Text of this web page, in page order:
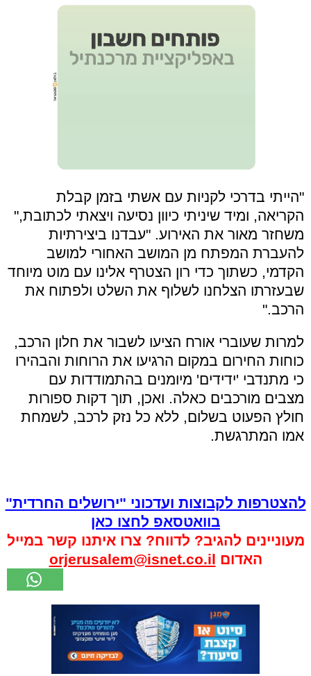
"הייתי בדרכי לקניות עם אשתי בזמן קבלת
הקריאה, ומיד שיניתי כיוון נסיעה ויצאתי לכתובת,"
משחזר מאור את האירוע. "עבדנו ביצירתיות
להעברת המפתח מן המושב האחורי למושב
הקדמי, כשתוך כדי רון הצטרף אלינו עם מוט מיוחד
שבעזרתו הצלחנו לשלוף את השלט ולפתוח את
הרכב."
למרות שעוברי אורח הציעו לשבור את חלון הרכב,
כוחות החירום במקום הרגיעו את הרוחות והבהירו
כי מתנדבי 'ידידים' מיומנים בהתמודדות עם
מצבים מורכבים כאלה. ואכן, תוך דקות ספורות
חולץ הפעוט בשלום, ללא כל נזק לרכב, לשמחת
אמו המתרגשת.
להצטרפות לקבוצות ועדכוני "ירושלים החרדית"
בוואטסאפ לחצו כאן
מעוניינים להגיב? לדווח? צרו איתנו קשר במייל
האדום orjerusalem@isnet.co.il